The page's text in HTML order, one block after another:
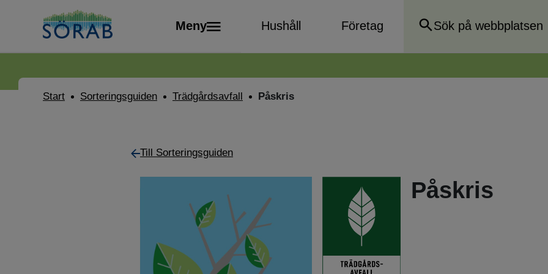
Meny Hushåll Företag
Start Sorteringsguiden Trädgårds­avfall Påskris
Till Sorteringsguiden
Påskris